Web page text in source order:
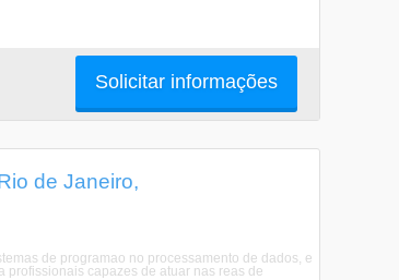
Solicitar informações
de Janeiro,
de programao no processamento de dados, e
profissionais capazes de atuar nas reas de